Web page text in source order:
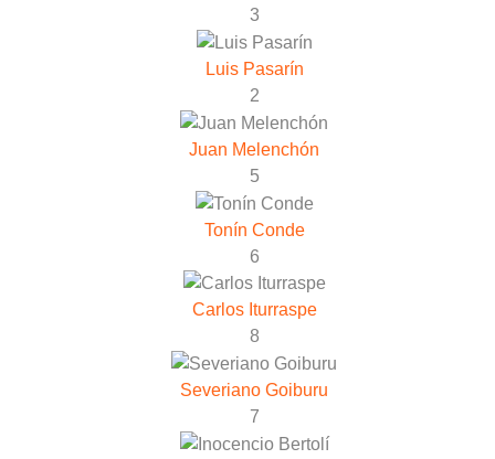
3
Luis Pasarín
2
Juan Melenchón
5
Tonín Conde
6
Carlos Iturraspe
8
Severiano Goiburu
7